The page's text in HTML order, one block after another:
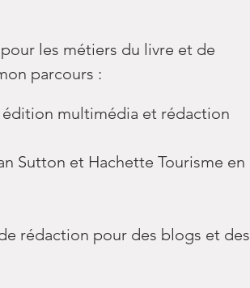
les métiers du livre et de
parcours :
multimédia et rédaction
Sutton et Hachette Tourisme en
rédaction pour des blogs et des